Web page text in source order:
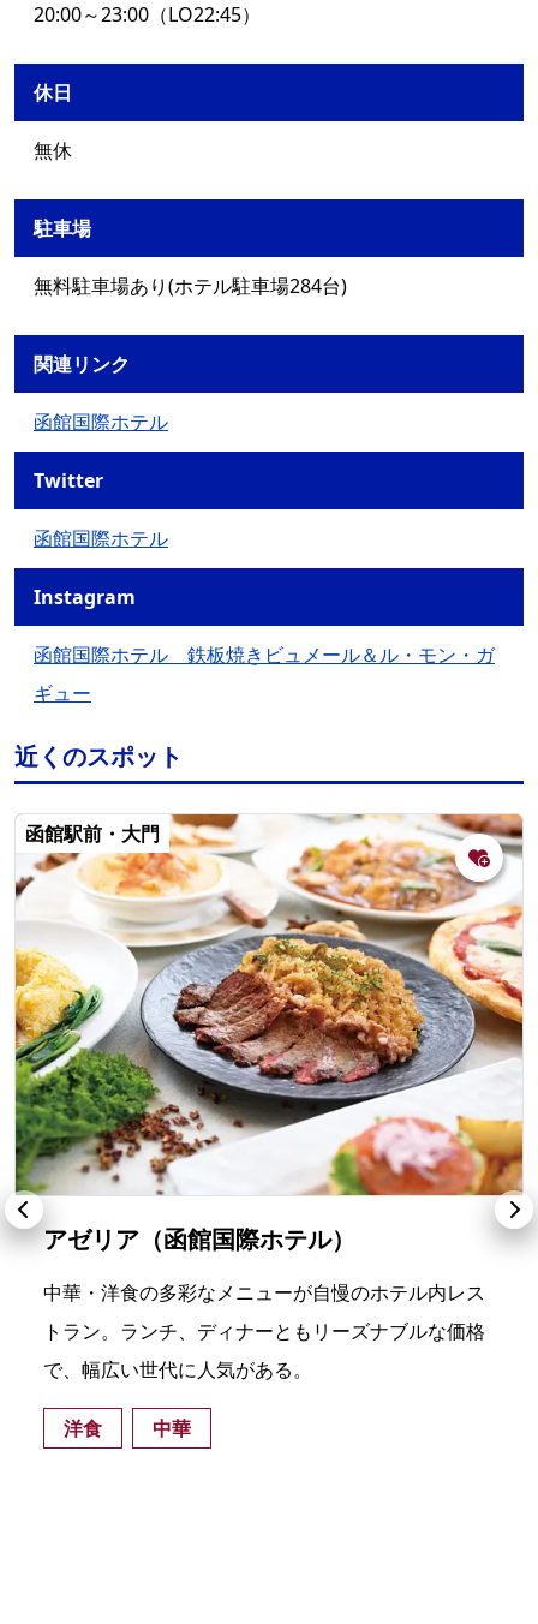
20:00～23:00（LO22:45）
休日
無休
駐車場
無料駐車場あり(ホテル駐車場284台)
関連リンク
函館国際ホテル
Twitter
函館国際ホテル
Instagram
函館国際ホテル 鉄板焼きビュメール＆ル・モン・ガ
ギュー
近くのスポット
函館駅前・大門
アゼリア（函館国際ホテル）
中華・洋食の多彩なメニューが自慢のホテル内レス
トラン。ランチ、ディナーともリーズナブルな価格
で、幅広い世代に人気がある。
洋食 中華